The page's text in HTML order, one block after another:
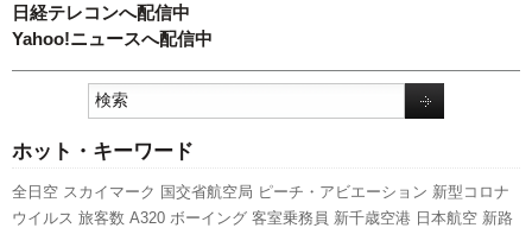
日経テレコンへ配信中
Yahoo!ニュースへ配信中
ホット・キーワード
全日空 スカイマーク 国交省航空局 ピーチ・アビエーション 新型コロナ
ウイルス 旅客数 A320 ボーイング 客室乗務員 新千歳空港 日本航空 新路